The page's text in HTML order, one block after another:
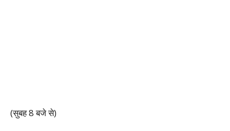
(सुबह 8 बजे से)